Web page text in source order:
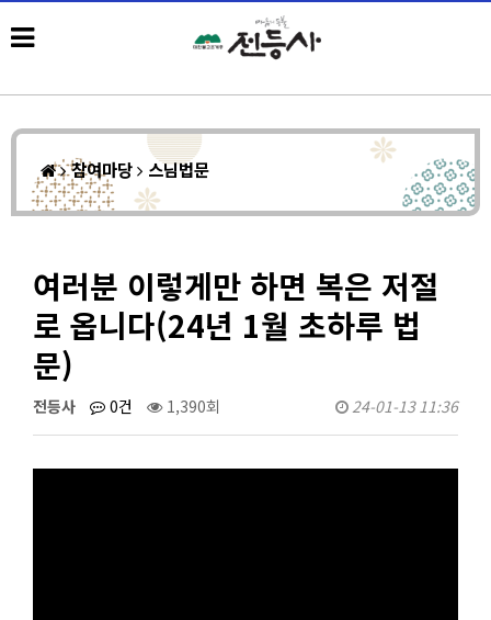
참여마당 스님법문
여러분 이렇게만 하면 복은 저절
로 옵니다(24년 1월 초하루 법
문)
전등사 0건 1,390회 24-01-13 11:36